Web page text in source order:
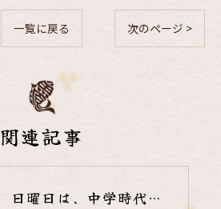
一覧に戻る 次のページ >
関連記事
日曜日は、中学時代の、同級生と鮎釣り